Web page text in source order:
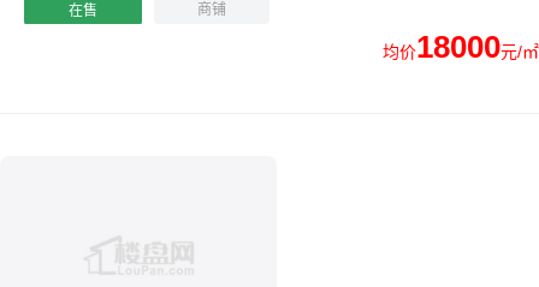
在售 商铺
均价18000元/㎡